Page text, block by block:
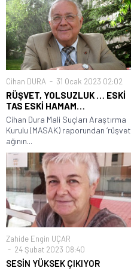
Cihan DURA 31 Ocak 2023 02:02
RÜŞVET, YOLSUZLUK … ESKİ
TAS ESKİ HAMAM…
Cihan Dura Mali Suçları Araştırma
Kurulu (MASAK) raporundan ‘rüşvet
ağının...
Zahide Engin UÇAR
24 Şubat 2023 08:40
SESİN YÜKSEK ÇIKIYOR